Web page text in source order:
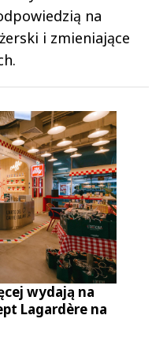
na
i zmieniające
wydają na
Lagardère na